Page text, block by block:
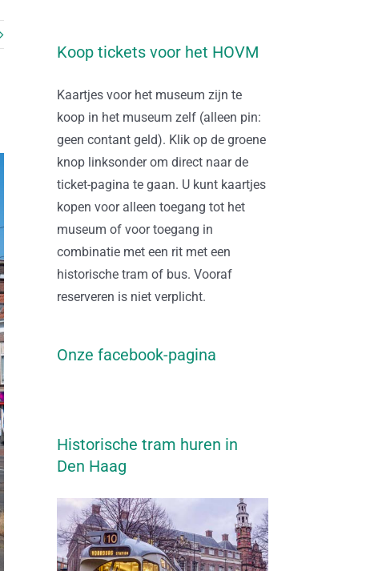
Koop tickets voor het HOVM
Kaartjes voor het museum zijn te
koop in het museum zelf (alleen pin:
geen contant geld). Klik op de groene
knop linksonder om direct naar de
ticket-pagina te gaan. U kunt kaartjes
kopen voor alleen toegang tot het
museum of voor toegang in
combinatie met een rit met een
historische tram of bus. Vooraf
reserveren is niet verplicht.
Onze facebook-pagina
Historische tram huren in
Den Haag